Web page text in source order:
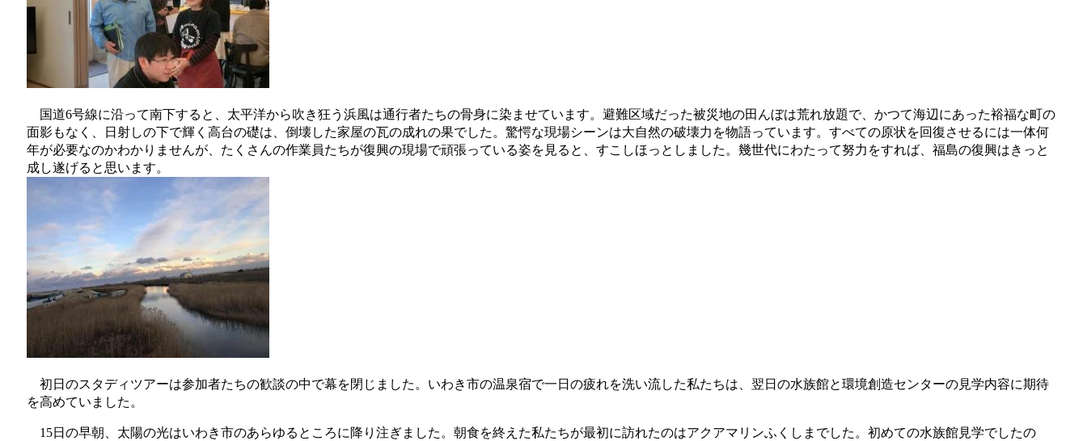
国道6号線に沿って南下すると、太平洋から吹き狂う浜風は通行者たちの骨身に染ませています。避難区域だった被災地の田んぼは荒れ放題で、かつて海辺にあった裕福な町の
面影もなく、日射しの下で輝く高台の礎は、倒壊した家屋の瓦の成れの果でした。驚愕な現場シーンは大自然の破壊力を物語っています。すべての原状を回復させるには一体何
年が必要なのかわかりませんが、たくさんの作業員たちが復興の現場で頑張っている姿を見ると、すこしほっとしました。幾世代にわたって努力をすれば、福島の復興はきっと
成し遂げると思います。
初日のスタディツアーは参加者たちの歓談の中で幕を閉じました。いわき市の温泉宿で一日の疲れを洗い流した私たちは、翌日の水族館と環境創造センターの見学内容に期待
を高めていました。
15日の早朝、太陽の光はいわき市のあらゆるところに降り注ぎました。朝食を終えた私たちが最初に訪れたのはアクアマリンふくしまでした。初めての水族館見学でしたの